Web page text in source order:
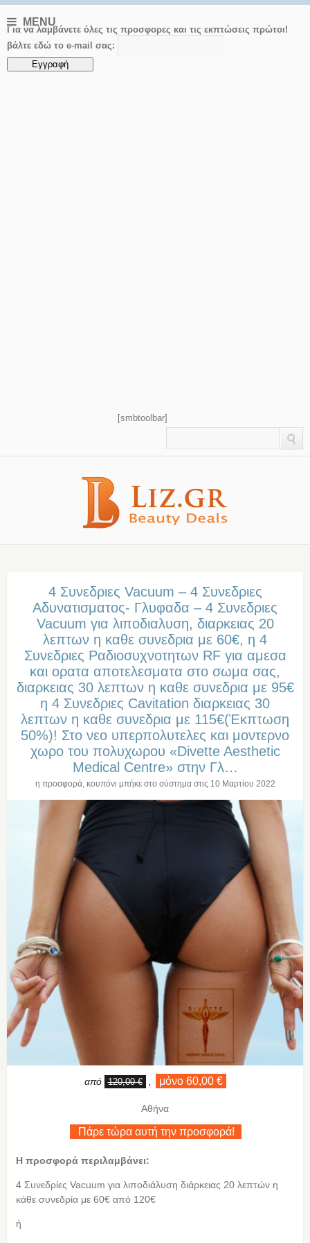
MENU
Για να λαμβάνετε όλες τις προσφορες και τις εκπτώσεις πρώτοι!
βάλτε εδώ το e-mail σας:
[smbtoolbar]
4 Συνεδριες Vacuum – 4 Συνεδριες
Αδυνατισματος- Γλυφαδα – 4 Συνεδριες
Vacuum για λιποδιαλυση, διαρκειας 20
λεπτων η καθε συνεδρια με 60€, η 4
Συνεδριες Ραδιοσυχνοτητων RF για αμεσα
και ορατα αποτελεσματα στο σωμα σας,
διαρκειας 30 λεπτων η καθε συνεδρια με 95€
η 4 Συνεδριες Cavitation διαρκειας 30
λεπτων η καθε συνεδρια με 115€(Έκπτωση
50%)! Στο νεο υπερπολυτελες και μοντερνο
χωρο του πολυχωρου «Divette Aesthetic
Medical Centre» στην Γλ…
η προσφορά, κουπόνι μπήκε στο σύστημα στις 10 Μαρτίου 2022
από 120,00 € μόνο 60,00 €
Αθήνα
Πάρε τώρα αυτή την προσφορά!
Η προσφορά περιλαμβάνει:
4 Συνεδρίες Vacuum για λιποδιάλυση διάρκειας 20 λεπτών η
κάθε συνεδρία με 60€ από 120€
ή